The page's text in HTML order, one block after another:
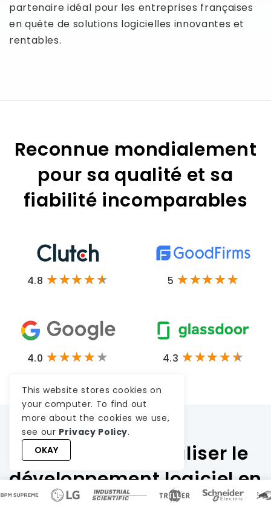
partenaire idéal pour les entreprises françaises
en quête de solutions logicielles innovantes et
rentables.
Reconnue mondialement
pour sa qualité et sa
fiabilité incomparables
4.8 5
4.0 4.3
Pourquoi externaliser le
développement logiciel en
Inde ?
This website stores cookies on
your computer. To find out
more about the cookies we use,
see our Privacy Policy.
OKAY